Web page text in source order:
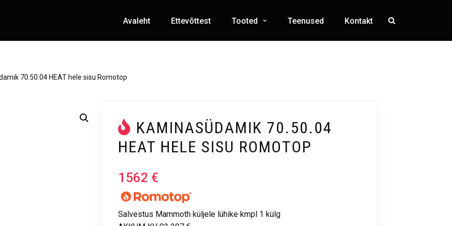
Avaleht Ettevõttest Tooted Teenused Kontakt
70.50.04 HEAT hele sisu Romotop
KAMINASÜDAMIK 70.50.04
HEAT HELE SISU ROMOTOP
1562 €
Salvestus Mammoth küljele lühike kmpl 1 külg